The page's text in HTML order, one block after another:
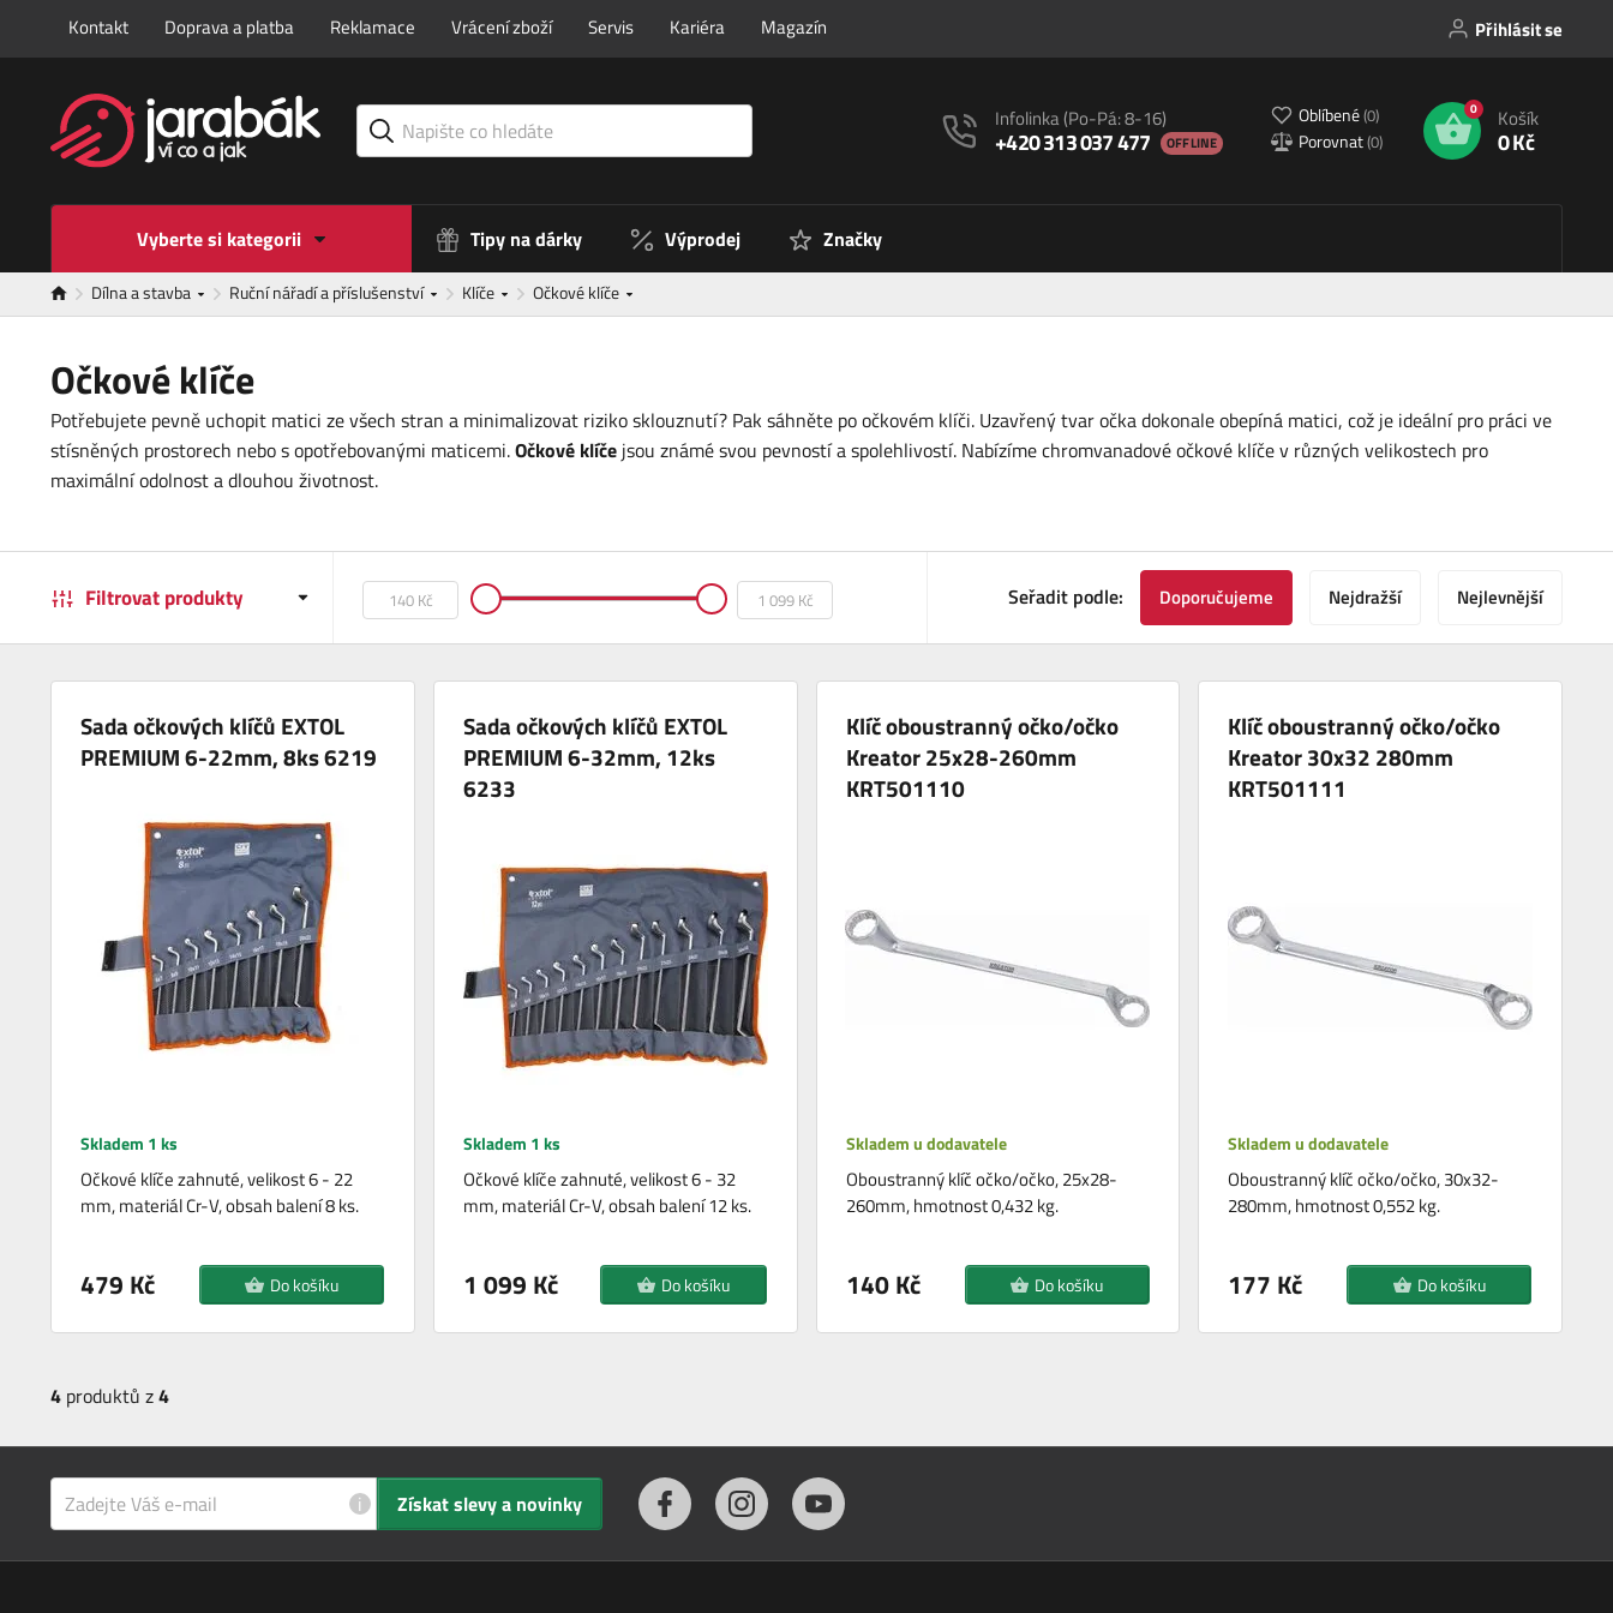
Kontakt Doprava a platba Reklamace Vrácení zboží Servis Kariéra Magazín Přihlásit se
Infolinka(Po-Pá: 8-16)
+420 313 037 477 OFFLINE
Oblíbené(0)
Porovnat(0)
0 Košík
0 Kč
Vyberte si kategorii Tipy na dárky Výprodej Značky
Dílna a stavba Ruční nářadí a příslušenství Klíče Očkové klíče
Očkové klíče
Potřebujete pevně uchopit matici ze všech stran a minimalizovat riziko sklouznutí? Pak sáhněte po očkovém klíči. Uzavřený tvar očka dokonale obepíná matici, což je ideální pro práci ve
stísněných prostorech nebo s opotřebovanými maticemi.Očkové klíče jsou známé svou pevností a spolehlivostí. Nabízíme chromvanadové očkové klíče v různých velikostech pro
maximální odolnost a dlouhou životnost.
Filtrovat produkty Seřadit podle: Doporučujeme Nejdražší Nejlevnější
Sada očkových klíčů EXTOL
PREMIUM 6-22mm, 8ks 6219
Skladem 1 ks
Očkové klíče zahnuté, velikost 6 - 22
mm, materiál Cr-V, obsah balení 8 ks.
479 Kč Do košíku
Sada očkových klíčů EXTOL
PREMIUM 6-32mm, 12ks
6233
Skladem 1 ks
Očkové klíče zahnuté, velikost 6 - 32
mm, materiál Cr-V, obsah balení 12 ks.
1 099 Kč Do košíku
Klíč oboustranný očko/očko
Kreator 25x28-260mm
KRT501110
Skladem u dodavatele
Oboustranný klíč očko/očko, 25x28-
260mm, hmotnost 0,432 kg.
140 Kč Do košíku
Klíč oboustranný očko/očko
Kreator 30x32 280mm
KRT501111
Skladem u dodavatele
Oboustranný klíč očko/očko, 30x32-
280mm, hmotnost 0,552 kg.
177 Kč Do košíku
4 produktů z4
i Získat slevy a novinky